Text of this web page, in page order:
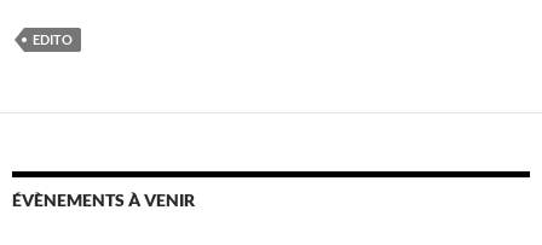
b
o
t
e
EDITO
ÉVÈNEMENTS À VENIR